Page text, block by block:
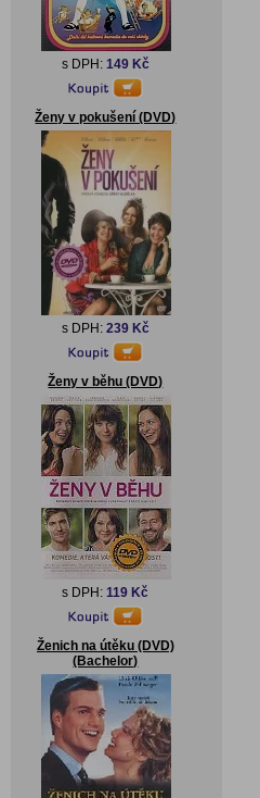
s DPH: 149 Kč
Ženy v pokušení (DVD)
s DPH: 239 Kč
Ženy v běhu (DVD)
s DPH:119 Kč
Ženich na útěku (DVD)
(Bachelor)